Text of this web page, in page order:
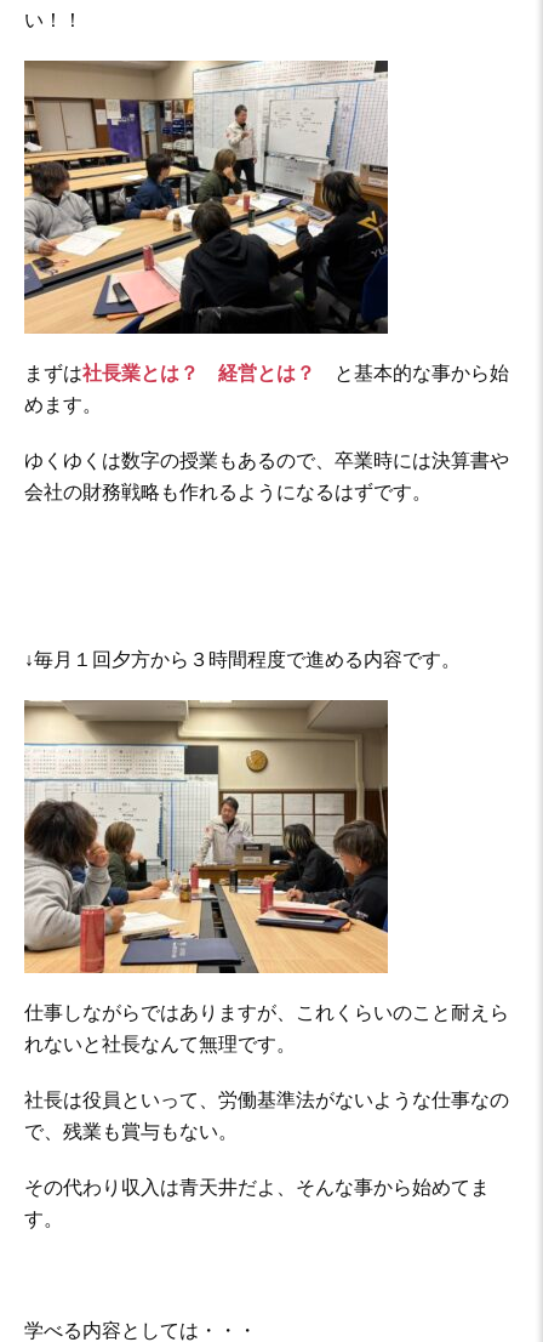
い！！
まずは社長業とは？ 経営とは？
と基本的な事から始
めます。
ゆくゆくは数字の授業もあるので、卒業時には決算書や
会社の財務戦略も作れるようになるはずです。
↓毎月１回夕方から３時間程度で進める内容です。
仕事しながらではありますが、これくらいのこと耐えら
れないと社長なんて無理です。
社長は役員といって、労働基準法がないような仕事なの
で、残業も賞与もない。
その代わり収入は青天井だよ、そんな事から始めてま
す。
学べる内容としては・・・